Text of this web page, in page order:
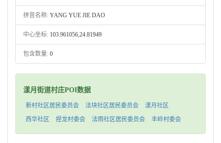
拼音名称: YANG YUE JIE DAO
中心坐标: 103.961056,24.81949
包含数量: 0
漾月街道村庄POI数据
新村社区居民委员会 法块社区居民委员会
漾月社区
西华社区
捏龙村委会 法雨社区居民委员会 丰岭村委会